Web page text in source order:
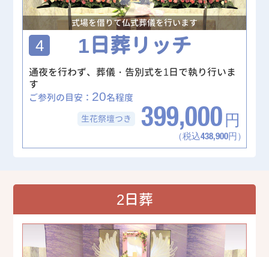
式場を借りて仏式葬儀を行います
4 1日葬リッチ
通夜を行わず、葬儀・告別式を1日で執り行いま
す
ご参列の目安： 20名程度
生花祭壇つき 399,000 円
（税込438,900円）
2日葬